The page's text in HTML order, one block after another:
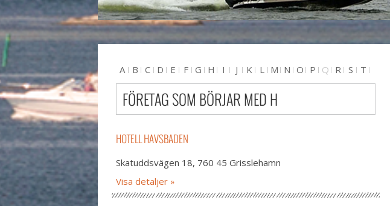
A B C D E F G H I J K L M N O P Q R S
T
U V W X Y Z #
FÖRETAG SOM BÖRJAR MED H
HOTELL HAVSBADEN
Skatuddsvägen 18, 760 45 Grisslehamn
Visa detaljer